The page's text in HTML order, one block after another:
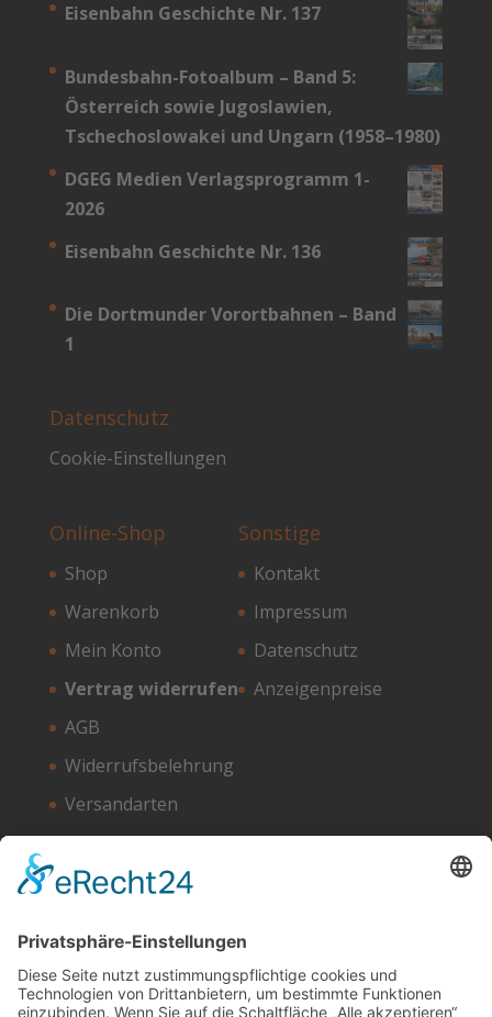
Eisenbahn Geschichte Nr. 137
Bundesbahn-­Fotoalbum – Band 5:
Österreich sowie Jugoslawien,
Tschechoslowakei und Ungarn (1958–1980)
DGEG Medien Verlagsprogramm 1-
2026
Eisenbahn Geschichte Nr. 136
Die Dortmunder Vorortbahnen – Band
1
Datenschutz
Cookie-Einstellungen
Online-Shop
Shop
Warenkorb
Mein Konto
Vertrag widerrufen
AGB
Widerrufsbelehrung
Versandarten
Zahlungsarten
Sonstige
Kontakt
Impressum
Datenschutz
Anzeigenpreise